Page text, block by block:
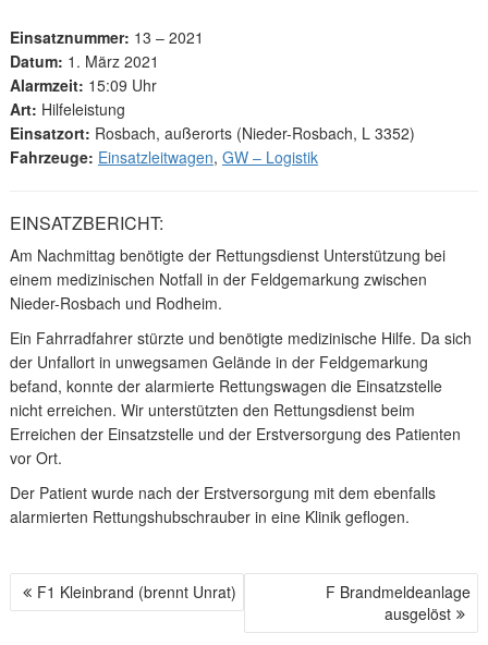
Einsatznummer: 13 – 2021
Datum: 1. März 2021
Alarmzeit: 15:09 Uhr
Art: Hilfeleistung
Einsatzort: Rosbach, außerorts (Nieder-Rosbach, L 3352)
Fahrzeuge: Einsatzleitwagen, GW – Logistik
EINSATZBERICHT:
Am Nachmittag benötigte der Rettungsdienst Unterstützung bei
einem medizinischen Notfall in der Feldgemarkung zwischen
Nieder-Rosbach und Rodheim.
Ein Fahrradfahrer stürzte und benötigte medizinische Hilfe. Da sich
der Unfallort in unwegsamen Gelände in der Feldgemarkung
befand, konnte der alarmierte Rettungswagen die Einsatzstelle
nicht erreichen. Wir unterstützten den Rettungsdienst beim
Erreichen der Einsatzstelle und der Erstversorgung des Patienten
vor Ort.
Der Patient wurde nach der Erstversorgung mit dem ebenfalls
alarmierten Rettungshubschrauber in eine Klinik geflogen.
B F1 Kleinbrand (brennt Unrat)
F Brandmeldeanlage
ausgelöst